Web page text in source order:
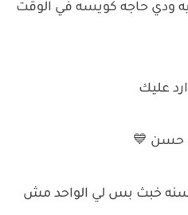
ودي حاجه كويسه في الوقت
عليك
بقلم ملك حسن 💙
سنه خبث بس لي الواحد مش